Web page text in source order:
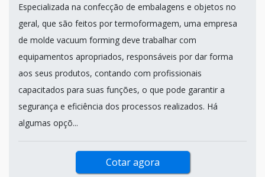
Especializada na confecção de embalagens e objetos no
geral, que são feitos por termoformagem, uma empresa
de molde vacuum forming deve trabalhar com
equipamentos apropriados, responsáveis por dar forma
aos seus produtos, contando com profissionais
capacitados para suas funções, o que pode garantir a
segurança e eficiência dos processos realizados. Há
algumas opçõ...
Cotar agora